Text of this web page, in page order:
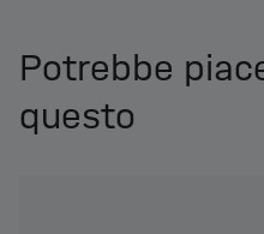
Potrebbe
questo